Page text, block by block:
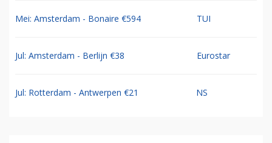
Mei: Amsterdam - Bonaire €594 TUI
Jul: Amsterdam - Berlijn €38 Eurostar
Jul: Rotterdam - Antwerpen €21 NS